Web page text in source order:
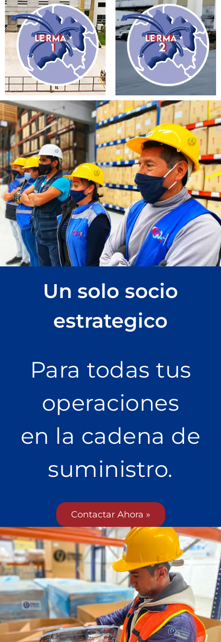
Un solo socio
estrategico
Para todas tus
operaciones
en la cadena de
suministro.
Contactar Ahora »